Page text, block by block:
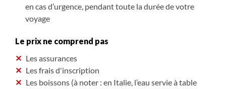
en cas d’urgence, pendant toute la durée de votre
voyage
Le prix ne comprend pas
Les assurances
Les frais d'inscription
Les boissons (à noter : en Italie, l’eau servie à table